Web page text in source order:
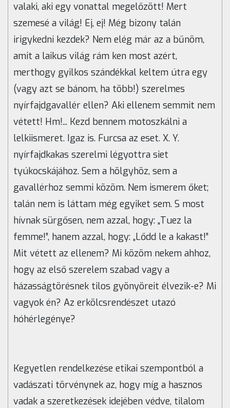
valaki, aki egy vonattal megelőzött! Mert
szemesé a világ! Ej, ej! Még bizony talán
irigykedni kezdek? Nem elég már az a bűnöm,
amit a laikus világ rám ken most azért,
merthogy gyilkos szándékkal keltem útra egy
(vagy azt se bánom, ha több!) szerelmes
nyírfajdgavallér ellen? Aki ellenem semmit nem
vétett! Hm!... Kezd bennem motoszkálni a
lelkiismeret. Igaz is. Furcsa az eset. X. Y.
nyírfajdkakas szerelmi légyottra siet
tyúkocskájához. Sem a hölgyhöz, sem a
gavallérhoz semmi közöm. Nem ismerem őket;
talán nem is láttam még egyiket sem. S most
hívnak sürgősen, nem azzal, hogy: „Tuez la
femme!”, hanem azzal, hogy: „Lődd le a kakast!”
Mit vétett az ellenem? Mi közöm nekem ahhoz,
hogy az első szerelem szabad vagy a
házasságtörésnek tilos gyönyöreit élvezik-e? Mi
vagyok én? Az erkölcsrendészet utazó
hóhérlegénye?
Kegyetlen rendelkezése etikai szempontból a
vadászati törvénynek az, hogy míg a hasznos
vadak a szeretkezések idejében védve, tilalom